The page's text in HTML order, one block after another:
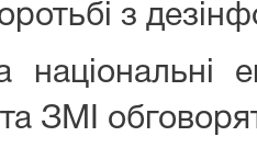
з
національні
ЗМІ